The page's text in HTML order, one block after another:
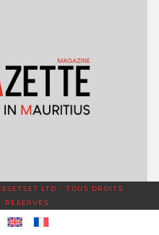
LTD - TOUS DROITS
RÉSERVÉS.